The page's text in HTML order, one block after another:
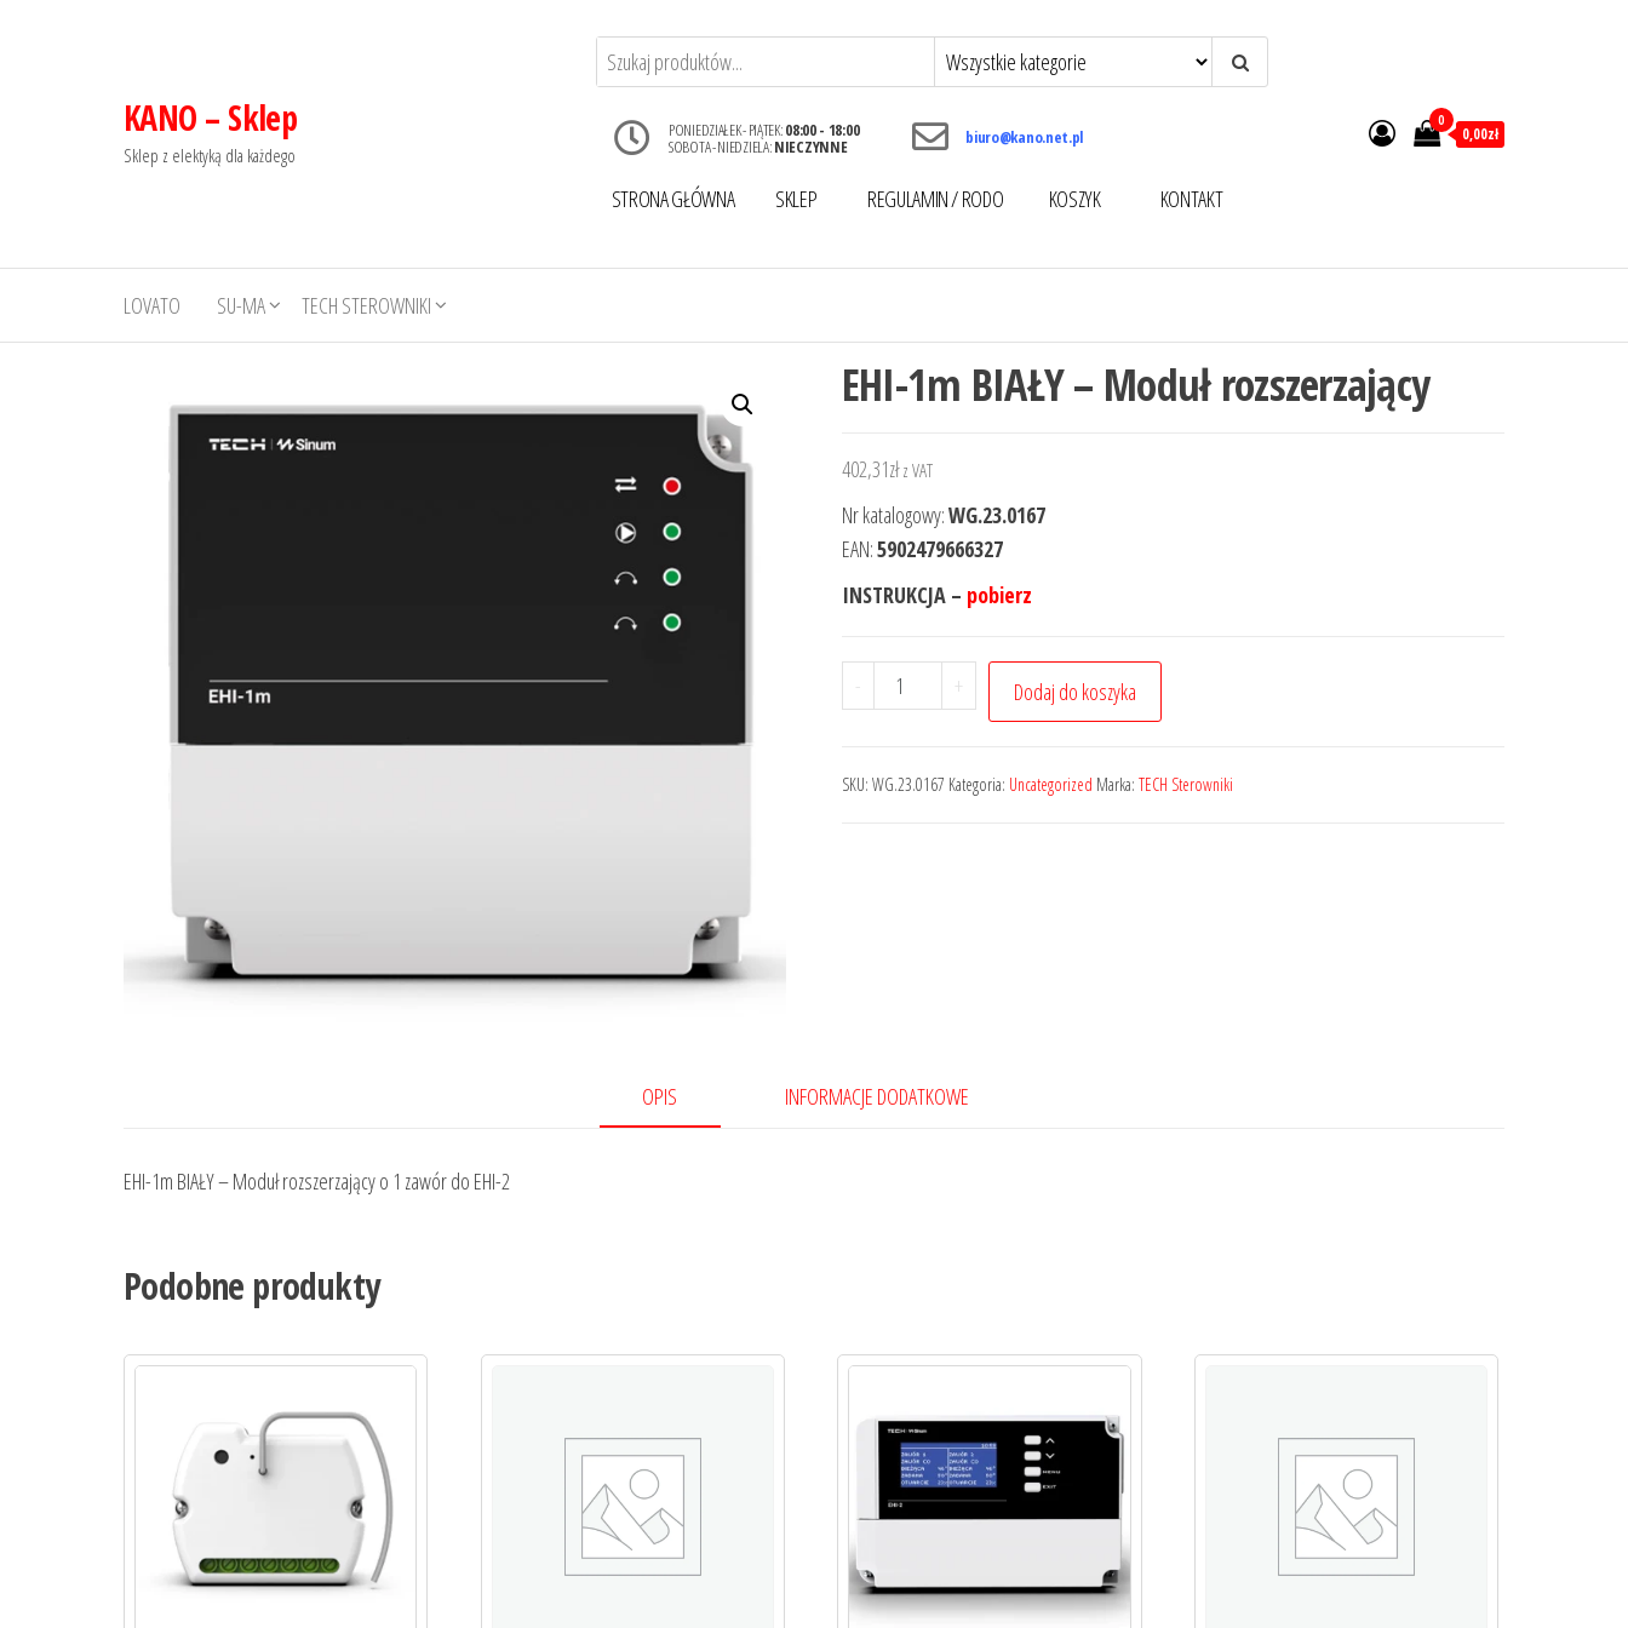
KANO – Sklep
Sklep z elektyką dla każdego
PONIEDZIAŁEK - PIĄTEK:08:00 - 18:00
SOBOTA - NIEDZIELA:NIECZYNNE biuro@kano.net.pl
STRONA GŁÓWNA SKLEP REGULAMIN / RODO KOSZYK KONTAKT
0
0,00zł
LOVATO SU-MA TECH STEROWNIKI
EHI-1m BIAŁY – Moduł rozszerzający
402,31zł z VAT
Nr katalogowy:WG.23.0167
EAN:5902479666327
INSTRUKCJA – pobierz
- + Dodaj do koszyka
SKU: WG.23.0167 Kategoria: Uncategorized Marka: TECH Sterowniki
OPIS INFORMACJE DODATKOWE
EHI-1m BIAŁY – Moduł rozszerzający o 1 zawór do EHI-2
Podobne produkty